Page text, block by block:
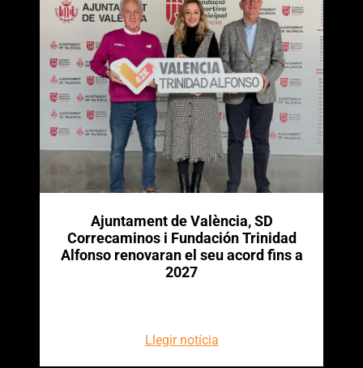
Ajuntament de València, SD
Correcaminos i Fundación Trinidad
Alfonso renovaran el seu acord fins a
2027
Llegir notícia